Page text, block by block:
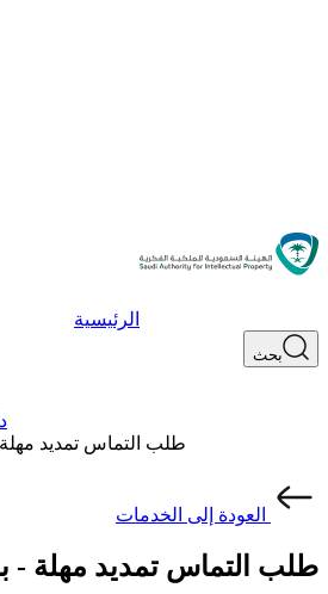
الرئيسية
بحث
طلب التماس تمديد مهلة
العودة إلى الخدمات
طلب التماس تمديد مهلة -